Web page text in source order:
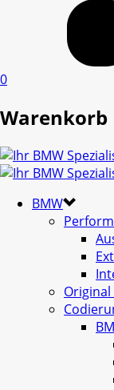
0
Warenkorb
BMW
Original